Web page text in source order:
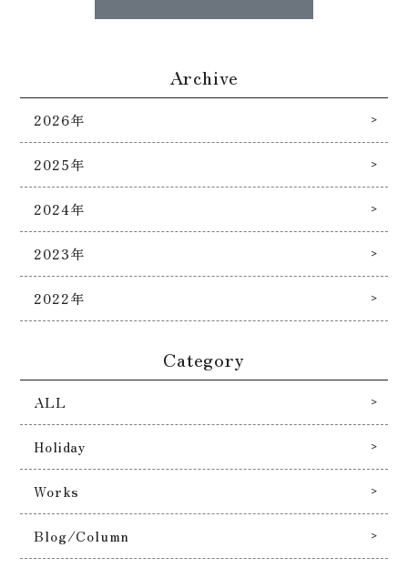
Archive
2026年
2025年
2024年
2023年
2022年
Category
ALL
Holiday
Works
Blog/Column